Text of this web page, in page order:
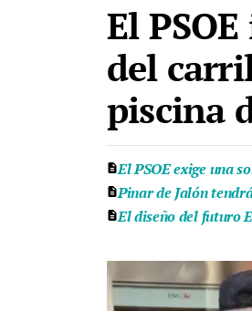
El
del
piscina
El PSOE exige una
Pinar de Jalón
El diseño del futuro